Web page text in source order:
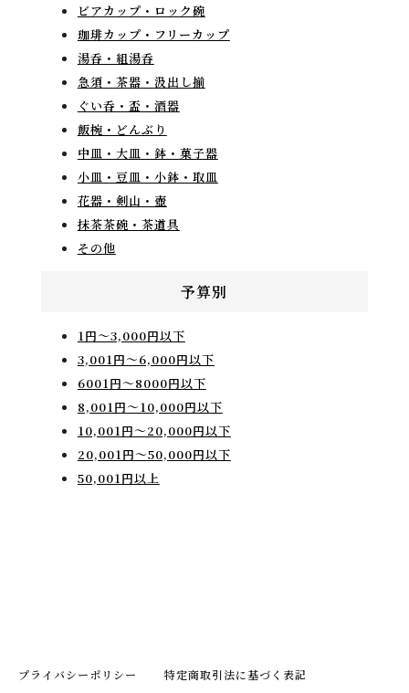
ビアカップ・ロック碗
珈琲カップ・フリーカップ
湯呑・組湯呑
急須・茶器・汲出し揃
ぐい呑・盃・酒器
飯椀・どんぶり
中皿・大皿・鉢・菓子器
小皿・豆皿・小鉢・取皿
花器・剣山・壺
抹茶茶碗・茶道具
その他
予算別
1円〜3,000円以下
3,001円〜6,000円以下
6001円～8000円以下
8,001円〜10,000円以下
10,001円〜20,000円以下
20,001円〜50,000円以下
50,001円以上
プライバシーポリシー 特定商取引法に基づく表記